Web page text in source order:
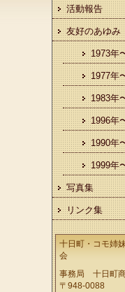
活動報告
友好のあゆみ
1973年
1977年
1983年
1996年
1990年
1999年
写真集
リンク集
十日町・コモ姉
会
事務局 十日町
〒948-0088